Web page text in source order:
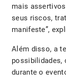
mais
seus riscos,
manifeste”,
Além disso, a
possibilidades,
durante o